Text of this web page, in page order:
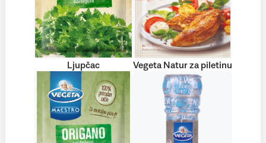
Ljupčac Vegeta Natur za piletinu